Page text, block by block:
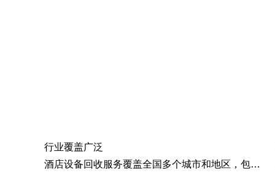
行业覆盖广泛
酒店设备回收服务覆盖全国多个城市和地区，包括北京、上海、广州、深圳等大中型城市。